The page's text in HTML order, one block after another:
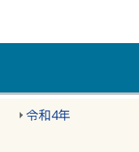
令和4年